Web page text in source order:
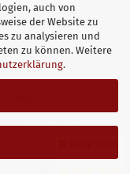
auch von
der Website zu
zu analysieren und
zu können. Weitere
.
Kontakt